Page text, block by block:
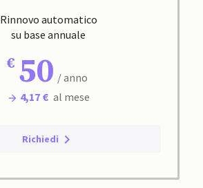
Rinnovo automatico
su base annuale
50 / anno
4,17 € al mese
Richiedi